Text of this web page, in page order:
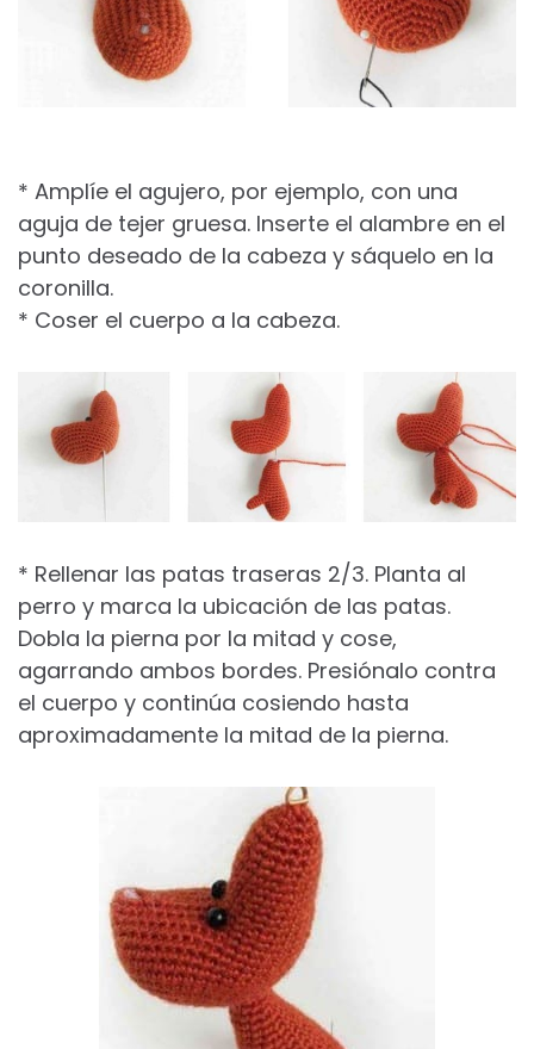
* Amplíe el agujero, por ejemplo, con una
aguja de tejer gruesa. Inserte el alambre en el
punto deseado de la cabeza y sáquelo en la
coronilla.
* Coser el cuerpo a la cabeza.
* Rellenar las patas traseras 2/3. Planta al
perro y marca la ubicación de las patas.
Dobla la pierna por la mitad y cose,
agarrando ambos bordes. Presiónalo contra
el cuerpo y continúa cosiendo hasta
aproximadamente la mitad de la pierna.